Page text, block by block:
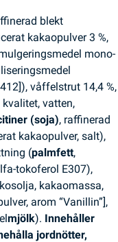
blekt
kakaopulver 3 %,
mono-
våffelstrut 14,4 %,
vatten,
(soja), raffinerad
kakaopulver, salt),
(palmfett,
tokoferol E307),
kakaomassa,
arom “Vanillin”],
mjölk). Innehåller
jordnötter,